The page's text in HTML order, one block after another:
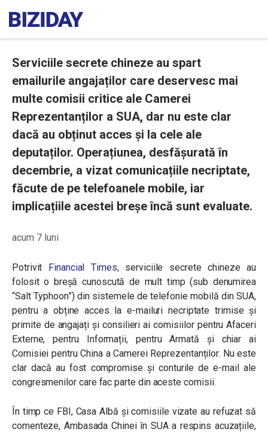
Serviciile secrete chineze au spart
emailurile angajaților care deservesc mai
multe comisii critice ale Camerei
Reprezentanților a SUA, dar nu este clar
dacă au obținut acces și la cele ale
deputaților. Operațiunea, desfășurată în
decembrie, a vizat comunicațiile necriptate,
făcute de pe telefoanele mobile, iar
implicațiile acestei breșe încă sunt evaluate.
acum 7 luni
Potrivit Financial Times, serviciile secrete chineze au
folosit o breșă cunoscută de mult timp (sub denumirea
“Salt Typhoon”) din sistemele de telefonie mobilă din SUA,
pentru a obține acces la e-mailuri necriptate trimise și
primite de angajați și consilieri ai comisiilor pentru Afaceri
Externe, pentru Informații, pentru Armată și chiar ai
Comisiei pentru China a Camerei Reprezentanților. Nu este
clar dacă au fost compromise și conturile de e-mail ale
congresmenilor care fac parte din aceste comisii.
În timp ce FBI, Casa Albă și comisiile vizate au refuzat să
comenteze, Ambasada Chinei în SUA a respins acuzațiile,